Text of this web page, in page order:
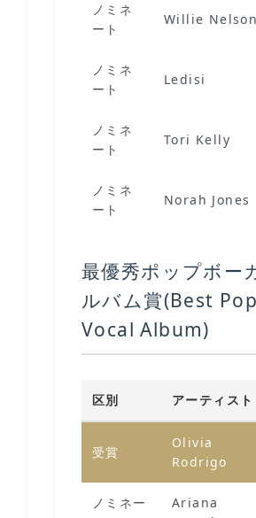
ノミネ
ート
Willie Nelson
ノミネ
ート
Ledisi
ノミネ
ート
Tori Kelly
ノミネ
ート
Norah Jones
最優秀ポップボー
ルバム賞(Best Pop
Vocal Album)
区別 アーティスト
受賞
Olivia
Rodrigo
ノミネー
Ariana